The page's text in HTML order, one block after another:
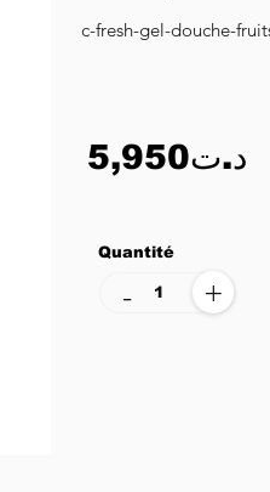
c-fresh-gel-douche-
5,950د.ت
Quantité
+
-